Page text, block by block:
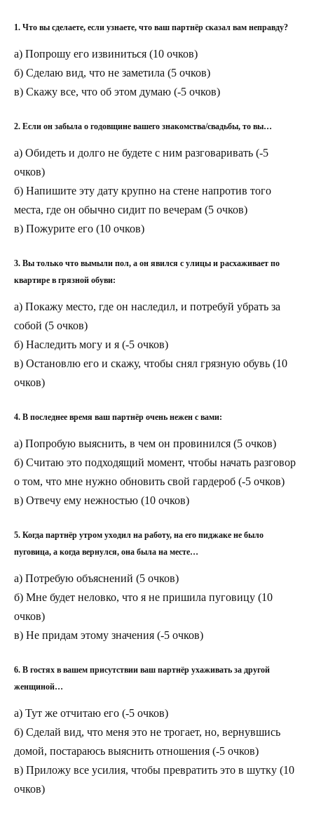
1. Что вы сделаете, если узнаете, что ваш партнёр сказал вам неправду?
а) Попрошу его извиниться (10 очков)
б) Сделаю вид, что не заметила (5 очков)
в) Скажу все, что об этом думаю (-5 очков)
2. Если он забыла о годовщине вашего знакомства/свадьбы, то вы…
а) Обидеть и долго не будете с ним разговаривать (-5
очков)
б) Напишите эту дату крупно на стене напротив того
места, где он обычно сидит по вечерам (5 очков)
в) Пожурите его (10 очков)
3. Вы только что вымыли пол, а он явился с улицы и расхаживает по
квартире в грязной обуви:
а) Покажу место, где он наследил, и потребуй убрать за
собой (5 очков)
б) Наследить могу и я (-5 очков)
в) Остановлю его и скажу, чтобы снял грязную обувь (10
очков)
4. В последнее время ваш партнёр очень нежен с вами:
а) Попробую выяснить, в чем он провинился (5 очков)
б) Считаю это подходящий момент, чтобы начать разговор
о том, что мне нужно обновить свой гардероб (-5 очков)
в) Отвечу ему нежностью (10 очков)
5. Когда партнёр утром уходил на работу, на его пиджаке не было
пуговица, а когда вернулся, она была на месте…
а) Потребую объяснений (5 очков)
б) Мне будет неловко, что я не пришила пуговицу (10
очков)
в) Не придам этому значения (-5 очков)
6. В гостях в вашем присутствии ваш партнёр ухаживать за другой
женщиной…
а) Тут же отчитаю его (-5 очков)
б) Сделай вид, что меня это не трогает, но, вернувшись
домой, постараюсь выяснить отношения (-5 очков)
в) Приложу все усилия, чтобы превратить это в шутку (10
очков)